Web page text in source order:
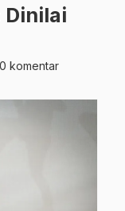
Dinilai
0 komentar